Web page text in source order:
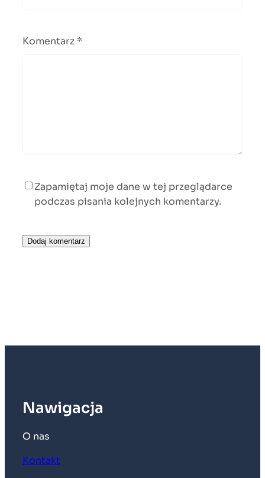
Komentarz *
Zapamiętaj moje dane w tej przeglądarce
podczas pisania kolejnych komentarzy.
Nawigacja
O nas
Kontakt